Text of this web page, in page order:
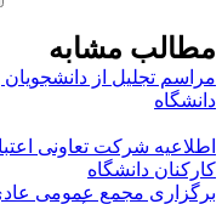
مشابه
تجلیل از دانشجویان
شرکت تعاونی اعتبار
دانشگاه
مجمع عمومی عادی